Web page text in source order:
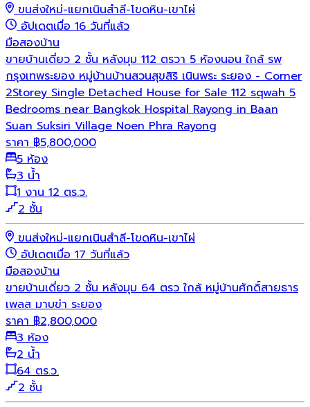
ขนส่งใหม่-แยกเนินสำลี-โขดหิน-เขาไผ่
อัปเดตเมื่อ 16 วันที่แล้ว
มือสองบ้าน
ขายบ้านเดี่ยว 2 ชั้น หลังมุม 112 ตรวา 5 ห้องนอน ใกล้ รพ
กรุงเทพระยอง หมู่บ้านบ้านสวนสุขสิริ เนินพระ ระยอง - Corner
2Storey Single Detached House for Sale 112 sqwah 5
Bedrooms near Bangkok Hospital Rayong in Baan
Suan Suksiri Village Noen Phra Rayong
ราคา ฿5,800,000
5 ห้อง
3 น้ำ
1 งาน 12 ตร.ว.
2 ชั้น
ขนส่งใหม่-แยกเนินสำลี-โขดหิน-เขาไผ่
อัปเดตเมื่อ 17 วันที่แล้ว
มือสองบ้าน
ขายบ้านเดี่ยว 2 ชั้น หลังมุม 64 ตรว ใกล้ หมู่บ้านศักดิ์สายธาร
เพลส มาบข่า ระยอง
ราคา ฿2,800,000
3 ห้อง
2 น้ำ
64 ตร.ว.
2 ชั้น